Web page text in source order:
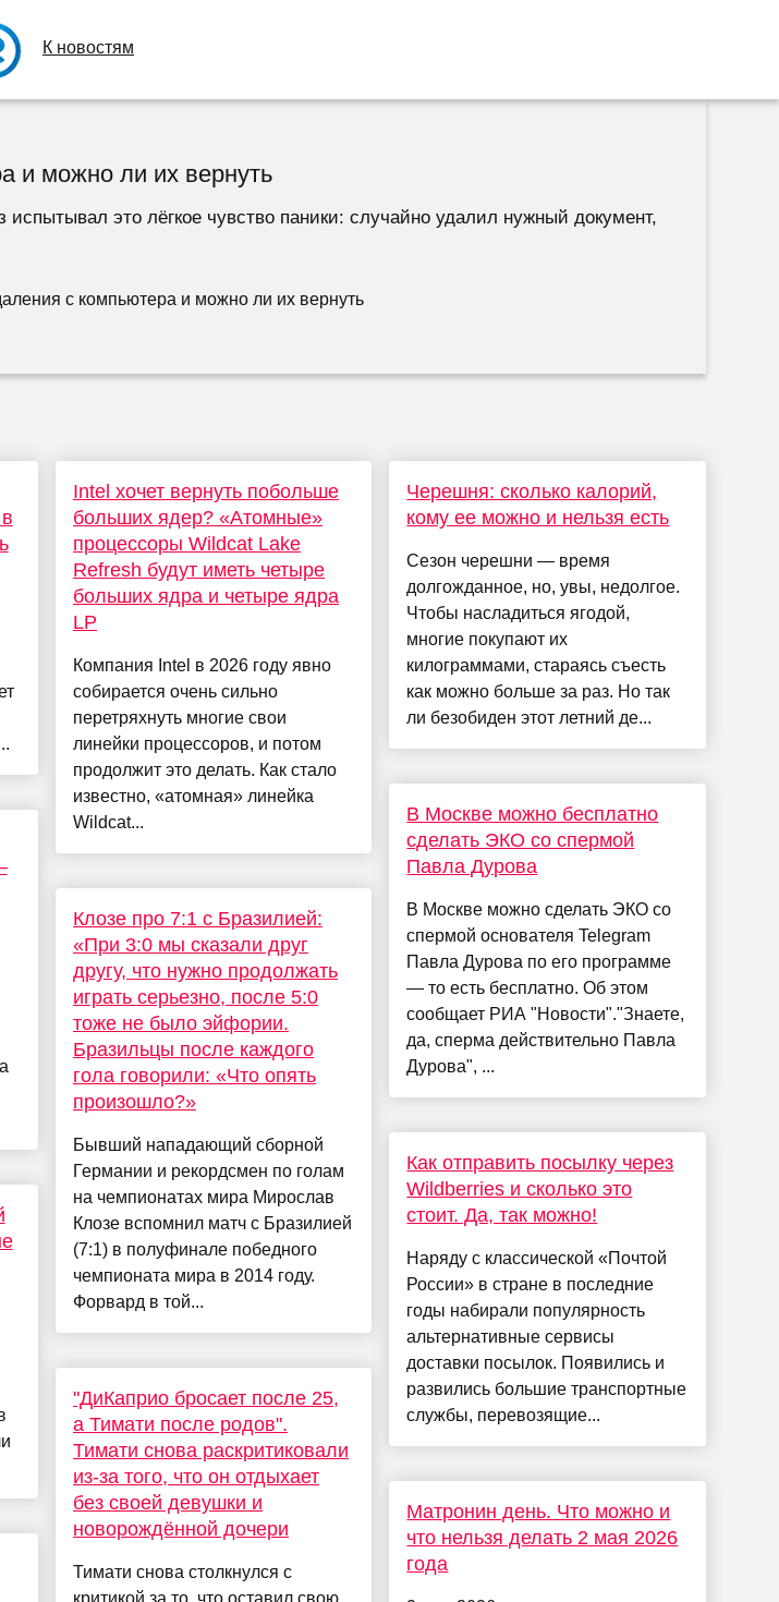
К новостям
и можно ли их вернуть
это лёгкое чувство паники: случайно удалил нужный документ,
Intel хочет вернуть побольше
больших ядер? «Атомные»
процессоры Wildcat Lake
Refresh будут иметь четыре
больших ядра и четыре ядра
LP
Компания Intel в 2026 году явно
собирается очень сильно
перетряхнуть многие свои
линейки процессоров, и потом
продолжит это делать. Как стало
известно, «атомная» линейка
Wildcat...
Клозе про 7:1 с Бразилией:
«При 3:0 мы сказали друг
другу, что нужно продолжать
играть серьезно, после 5:0
тоже не было эйфории.
Бразильцы после каждого
гола говорили: «Что опять
произошло?»
Бывший нападающий сборной
Германии и рекордсмен по голам
на чемпионатах мира Мирослав
Клозе вспомнил матч с Бразилией
(7:1) в полуфинале победного
чемпионата мира в 2014 году.
Форвард в той...
"ДиКаприо бросает после 25,
а Тимати после родов".
Тимати снова раскритиковали
из-за того, что он отдыхает
без своей девушки и
новорождённой дочери
Тимати снова столкнулся с
Черешня: сколько калорий,
кому ее можно и нельзя есть
Сезон черешни — время
долгожданное, но, увы, недолгое.
Чтобы насладиться ягодой,
многие покупают их
килограммами, стараясь съесть
как можно больше за раз. Но так
ли безобиден этот летний де...
В Москве можно бесплатно
сделать ЭКО со спермой
Павла Дурова
В Москве можно сделать ЭКО со
спермой основателя Telegram
Павла Дурова по его программе
— то есть бесплатно. Об этом
сообщает РИА "Новости"."Знаете,
да, сперма действительно Павла
Дурова", ...
Как отправить посылку через
Wildberries и сколько это
стоит. Да, так можно!
Наряду с классической «Почтой
России» в стране в последние
годы набирали популярность
альтернативные сервисы
доставки посылок. Появились и
развились большие транспортные
службы, перевозящие...
Матронин день. Что можно и
что нельзя делать 2 мая 2026
года